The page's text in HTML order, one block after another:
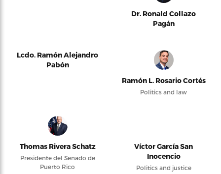
Dr. Ronald Collazo
Pagán
Lcdo. Ramón Alejandro
Pabón
Ramón L. Rosario Cortés
Politics and law
Thomas Rivera Schatz
Presidente del Senado de
Puerto Rico
Víctor García San
Inocencio
Politics and justice